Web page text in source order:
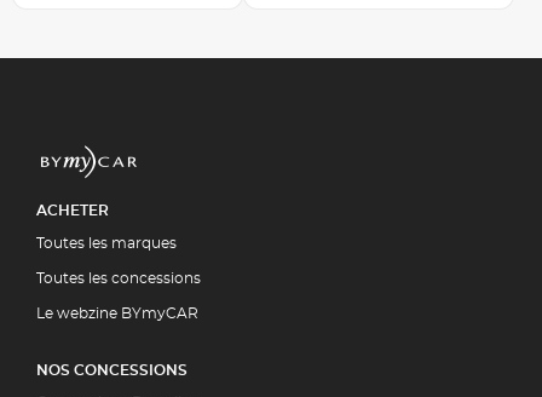
ACHETER
Toutes les marques
Toutes les concessions
Le webzine BYmyCAR
NOS CONCESSIONS